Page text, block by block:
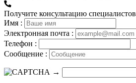
Получите консультацию специалистов
Имя :
Электронная почта :
Телефон :
Сообщение :
→